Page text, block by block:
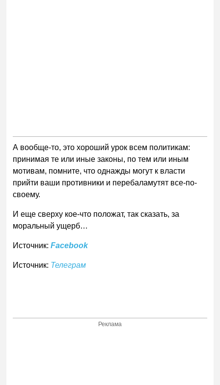
А вообще-то, это хороший урок всем политикам:
принимая те или иные законы, по тем или иным
мотивам, помните, что однажды могут к власти
прийти ваши противники и перебаламутят все-по-
своему.
И еще сверху кое-что положат, так сказать, за
моральный ущерб…
Источник:Facebook
Источник: Телеграм
Реклама